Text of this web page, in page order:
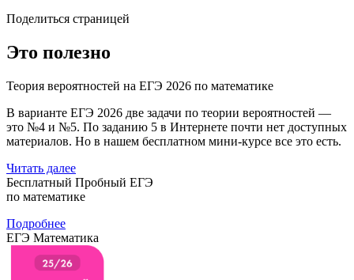
Поделиться страницей
Это полезно
Теория вероятностей на ЕГЭ 2026 по математике
В варианте ЕГЭ 2026 две задачи по теории вероятностей —
это №4 и №5. По заданию 5 в Интернете почти нет доступных
материалов. Но в нашем бесплатном мини-курсе все это есть.
Читать далее
Бесплатный Пробный ЕГЭ
по математике
Подробнее
ЕГЭ Математика